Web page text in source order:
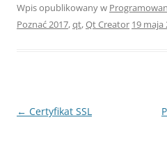
Wpis opublikowany w
Poznać 2017,qt,Qt Creator 19 maja
Nawigacja
← Certyfikat SSL